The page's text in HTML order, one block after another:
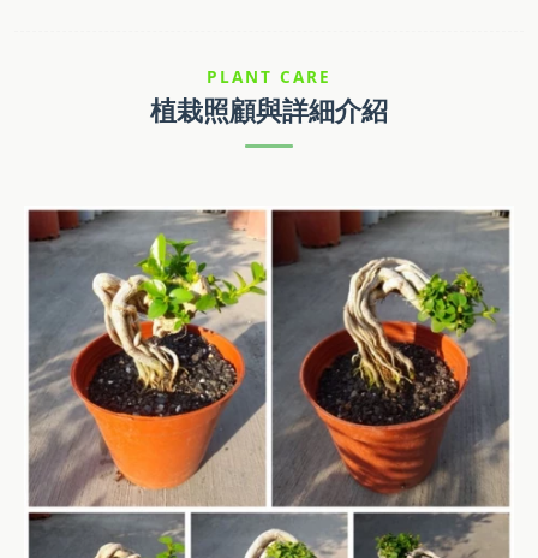
PLANT CARE
植栽照顧與詳細介紹